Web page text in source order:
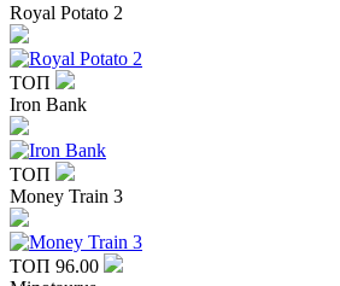
Royal Potato 2
ТОП
Iron Bank
ТОП
Money Train 3
ТОП 96.00